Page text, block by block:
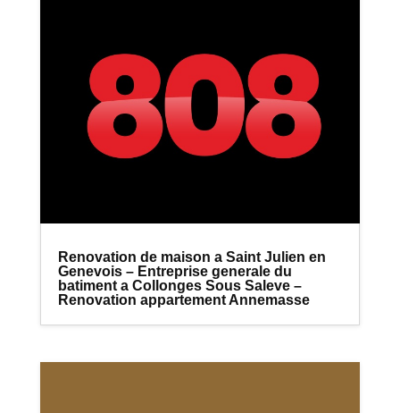
Renovation de maison a Saint Julien en
Genevois – Entreprise generale du
batiment a Collonges Sous Saleve –
Renovation appartement Annemasse